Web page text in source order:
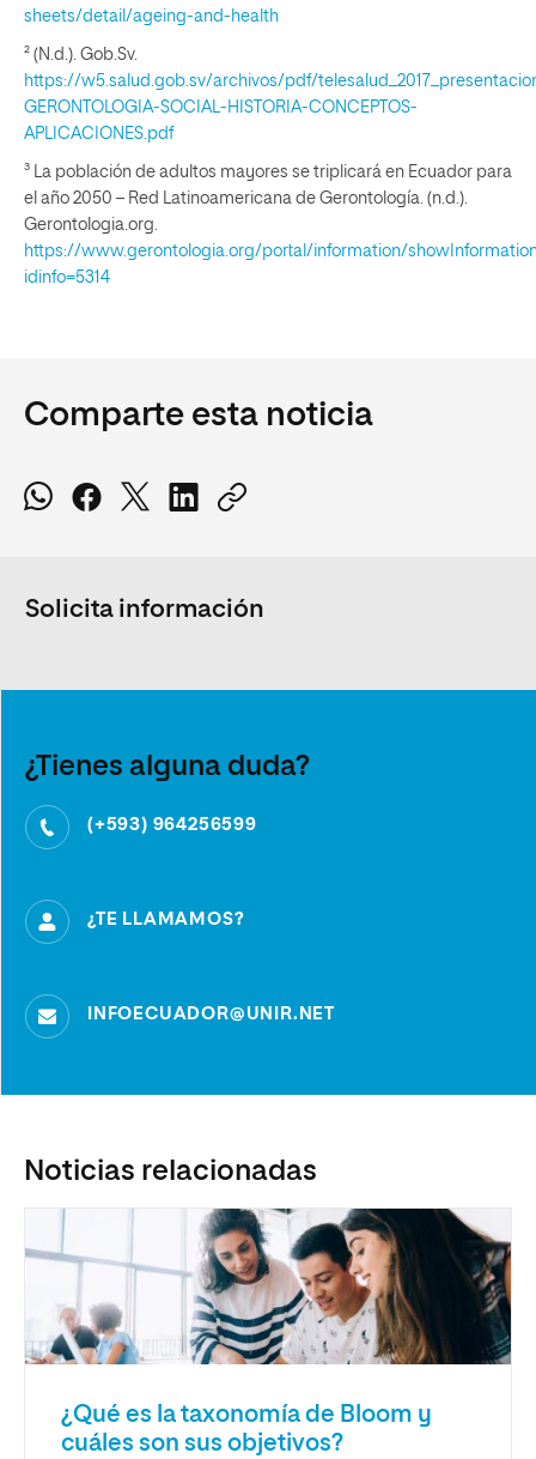
sheets/detail/ageing-and-health
² (N.d.). Gob.Sv.
https://w5.salud.gob.sv/archivos/pdf/
GERONTOLOGIA-SOCIAL-HISTORIA-CONCEPTOS-
APLICACIONES.pdf
³ La población de adultos mayores se triplicará en Ecuador para
el año 2050 – Red Latinoamericana de Gerontología. (n.d.).
Gerontologia.org.
https://www.gerontologia.org/portal/information/
idinfo=5314
Comparte esta noticia
Solicita información
¿Tienes alguna duda?
(+593) 964256599
¿TE LLAMAMOS?
INFOECUADOR@UNIR.NET
Noticias relacionadas
¿Qué es la taxonomía de Bloom y
cuáles son sus objetivos?